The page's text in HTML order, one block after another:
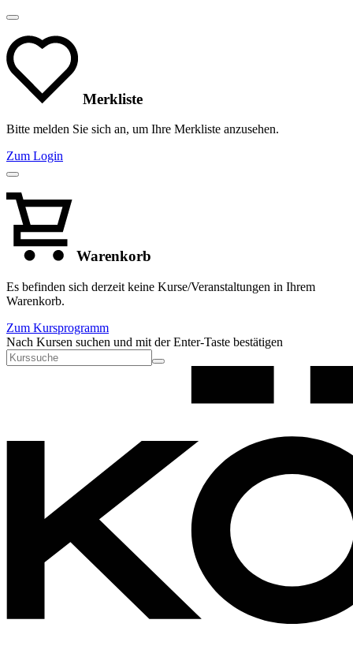
Merkliste
Bitte melden Sie sich an, um Ihre Merkliste anzusehen.
Zum Login
Warenkorb
Es befinden sich derzeit keine Kurse/Veranstaltungen in Ihrem
Warenkorb.
Zum Kursprogramm
Nach Kursen suchen und mit der Enter-Taste bestätigen